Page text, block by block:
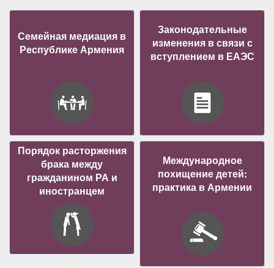
Семейная медиация в
Республике Армения
Законодательные
изменения в связи с
вступлением в ЕАЭС
Порядок расторжения
брака между
гражданином РА и
иностранцем
Международное
похищение детей:
практика в Армении